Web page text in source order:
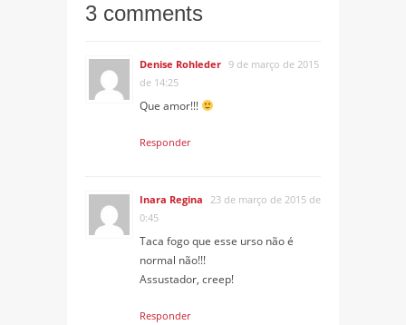
3 comments
Denise Rohleder 9 de março de 2015
de 14:25
Que amor!!!
Responder
Inara Regina 23 de março de 2015 de
0:45
Taca fogo que esse urso não é
normal não!!!
Assustador, creep!
Responder